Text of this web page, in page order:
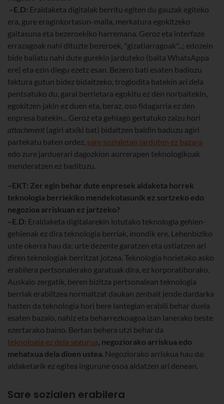
–E.D: Eraldaketa digitalak berritu egiten du gauzak egiteko
era, gure eraginkortasun-maila, merkatura egokitzeko
gaitasuna eta bezeroekiko harremana. Geroz eta interfaze
errazagoak nahi dituzte bezeroek, "gizatiarragoak"...; edozein
bide baliatu nahi dute gurekin jarduteko (baita WhatsAppa
ere) eta ezin diegu ezetz esan. Bezero bati esaten badiozu
faktura gutun bidez bidaltzeko, troglodita batekin ari dela
pentsatuko du, garai berrietara egokitu ez den norbaitekin,
egokitzen jakin ez duen eta, beraz, oso fidagarria ez den
enpresa batekin... Geroz eta gehiago gertatuko zaizu hori
attachment (agiri atxiki bat) bidaltzen baldin baduzu agiri
partekatu baten ordez, sare sozialetan jarduten ez bazara
edo zure jarduerari dagozkion aurrerapen teknologikoak
menderatzen ez badituzu.
–EKT: Zer egin behar dute enpresek aldaketa horrek
teknologia berriekiko mendekotasunik ez sortzeko edo
negozioa arriskuan ez jartzeko?
–E.D: Eraldaketa digitalarekin lotutako teknologia gehien-
gehienak ez dira teknologia berriak, inondik ere. Lehenbiziko
uste okerra hau da: urte dezente garatzen eta ustiatzen ari
diren teknologiak berritzat jotzea. Teknologia horietako asko
erabilera pertsonalerako garatuak dira, ez korporatiborako.
Auskalo zergatik, beren bizitza pertsonalean teknologia
berriak erabiltzea normaltzat daukan zenbait jende dardarka
hasten da teknologia hori bere lantegian erabili behar duela
esaten bazaio, nahiz eta beharrezkoagoa izan lanerako beste
ezertarako baino. Bertan behera utzi behar da
teknologia ez dela segurua, negoziorako arriskua edo
mehatxua dela dioen ustea. Negoziorako arriskua hau da:
aldaketarik ez egitea ingurune osoa aldatzen ari denean.
Sare sozialen erabilera